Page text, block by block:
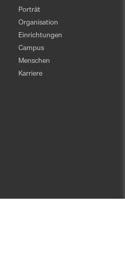
Porträt
Organisation
Einrichtungen
Campus
Menschen
Karriere